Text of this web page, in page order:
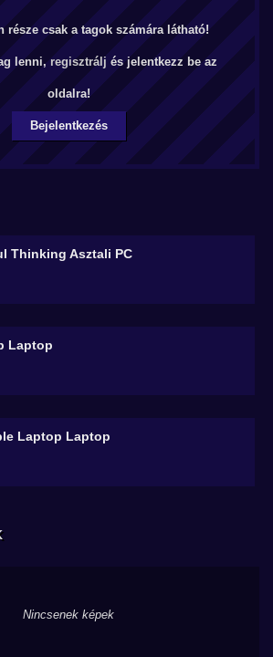
része csak a tagok számára látható!
lenni, regisztrálj és jelentkezz be az
oldalra!
Bejelentkezés
Thinking Asztali PC
Laptop
Laptop Laptop
Nincsenek képek